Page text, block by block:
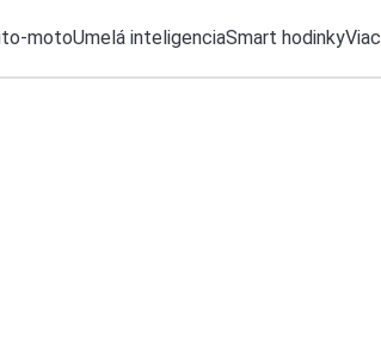
motoUmelá inteligenciaSmart hodinkyViac